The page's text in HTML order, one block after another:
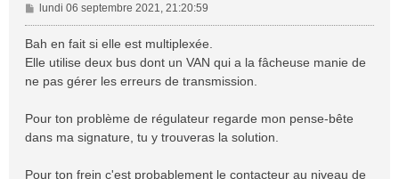
M
e
s
s
g
lundi 06 septembre 2021, 21:20:59
Bah en fait si elle est multiplexée.
Elle utilise deux bus dont un VAN qui a la fâcheuse manie de
ne pas gérer les erreurs de transmission.
Pour ton problème de régulateur regarde mon pense-bête
dans ma signature, tu y trouveras la solution.
Pour ton frein c'est probablement le contacteur au niveau de